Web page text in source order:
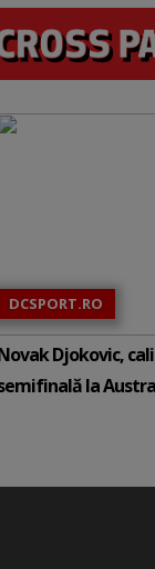
DCSPORT.RO
Djokovic,
la